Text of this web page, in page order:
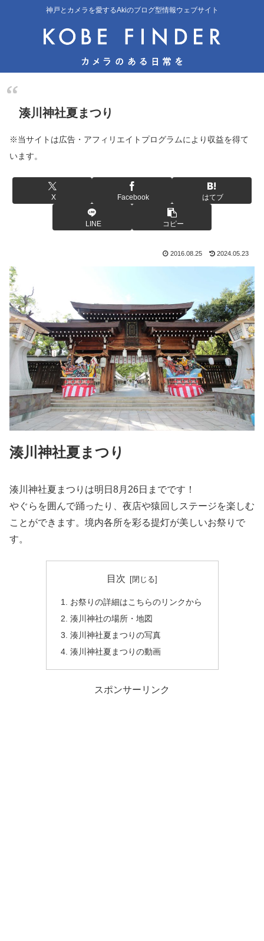
神戸とカメラを愛するAkiのブログ型情報ウェブサイト
湊川神社夏まつり
※当サイトは広告・アフィリエイトプログラムにより収益を得て
います。
X Facebook はてブ
LINE コピー
2016.08.25 2024.05.23
湊川神社夏まつり
湊川神社夏まつりは明日8月26日までです！
やぐらを囲んで踊ったり、夜店や猿回しステージを楽しむ
ことができます。境内各所を彩る提灯が美しいお祭りで
す。
目次
お祭りの詳細はこちらのリンクから
湊川神社の場所・地図
湊川神社夏まつりの写真
湊川神社夏まつりの動画
スポンサーリンク